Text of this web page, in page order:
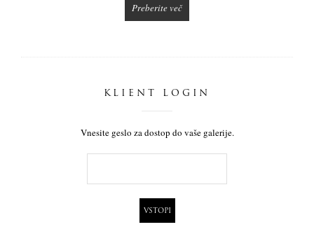
Preberite več
KLIENT LOGIN
Vnesite geslo za dostop do vaše galerije.